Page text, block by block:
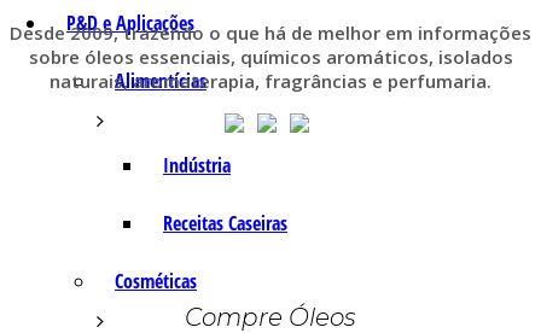
P&D e Aplicações
Alimentícias
Indústria
Receitas Caseiras
Cosméticas
Desde 2009, trazendo o que há de melhor em informações
sobre óleos essenciais, químicos aromáticos, isolados
naturais, aromaterapia, fragrâncias e perfumaria.
Compre Óleos